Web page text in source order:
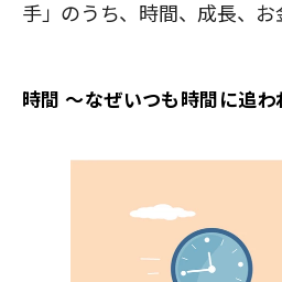
手」のうち、時間、成長、お
時間 〜なぜいつも時間に追わ